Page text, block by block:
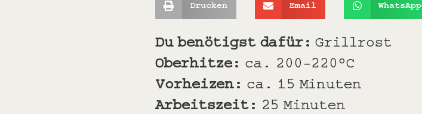
Drucken Email WhatsApp
Du benötigst dafür: Grillrost
Oberhitze: ca. 200-220°C
Vorheizen: ca. 15 Minuten
Arbeitszeit: 25 Minuten